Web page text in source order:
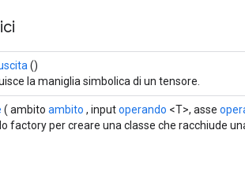
()
la maniglia simbolica di un tensore.
( ambito ambito , inputoperando <T>, asse
factory per creare una classe che racchiude